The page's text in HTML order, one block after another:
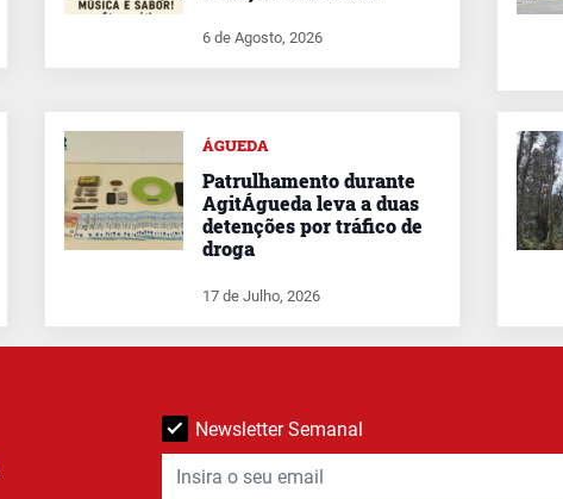
6 de Agosto, 2026
ÁGUEDA
Patrulhamento durante
AgitÁgueda leva a duas
detenções por tráfico de
droga
17 de Julho, 2026
Newsletter Semanal